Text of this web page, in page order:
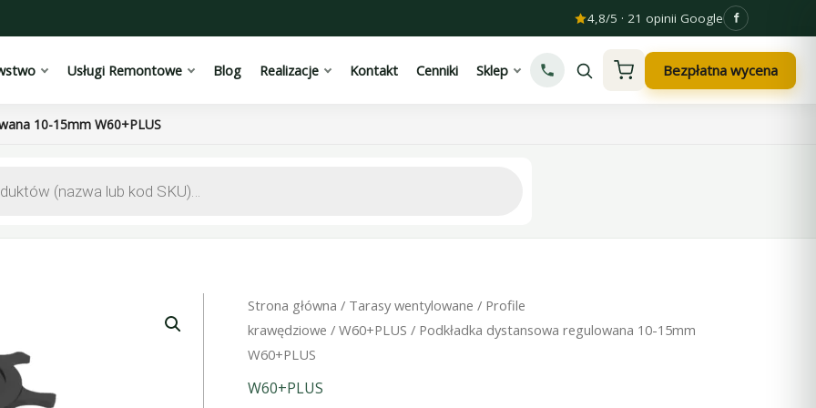
4,8/5 · 21 opinii Google
Usługi Remontowe Blog Realizacje Kontakt Cenniki Sklep Bezpłatna wycena
10-15mm W60+PLUS
Strona główna / Tarasy wentylowane / Profile
krawędziowe / W60+PLUS / Podkładka dystansowa regulowana 10-15mm
W60+PLUS
W60+PLUS